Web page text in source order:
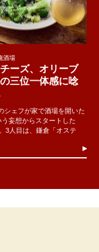
酒場
ーズ、オリーブ
三位一体感に唸
シェフが家で酒場を開いた
う妄想からスタートした
3人目は、鎌倉「オステ